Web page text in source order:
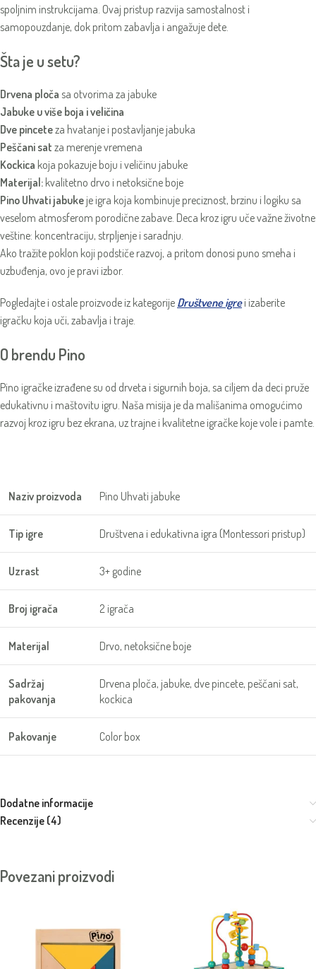
spoljnim instrukcijama. Ovaj pristup razvija samostalnost i
samopouzdanje, dok pritom zabavlja i angažuje dete.
Šta je u setu?
Drvena ploča sa otvorima za jabuke
Jabuke u više boja i veličina
Dve pinceteza hvatanje i postavljanje jabuka
Peščani sat za merenje vremena
Kockica koja pokazuje boju i veličinu jabuke
Materijal: kvalitetno drvo i netoksične boje
Pino Uhvati jabuke je igra koja kombinuje preciznost, brzinu i logiku sa
veselom atmosferom porodične zabave. Deca kroz igru uče važne životne
veštine: koncentraciju, strpljenje i saradnju.
Ako tražite poklon koji podstiče razvoj, a pritom donosi puno smeha i
uzbuđenja, ovo je pravi izbor.
Pogledajte i ostale proizvode iz kategorije Društvene igrei izaberite
igračku koja uči, zabavlja i traje.
O brendu Pino
Pino igračke izrađene su od drveta i sigurnih boja, sa ciljem da deci pruže
edukativnu i maštovitu igru. Naša misija je da mališanima omogućimo
razvoj kroz igru bez ekrana, uz trajne i kvalitetne igračke koje vole i pamte.
Naziv proizvoda Pino Uhvati jabuke
Tip igre Društvena i edukativna igra (Montessori pristup)
Uzrast 3+ godine
Broj igrača 2 igrača
Materijal Drvo, netoksične boje
Sadržaj
pakovanja
Drvena ploča, jabuke, dve pincete, peščani sat,
kockica
Pakovanje Color box
Dodatne informacije
Recenzije (4)
Povezani proizvodi